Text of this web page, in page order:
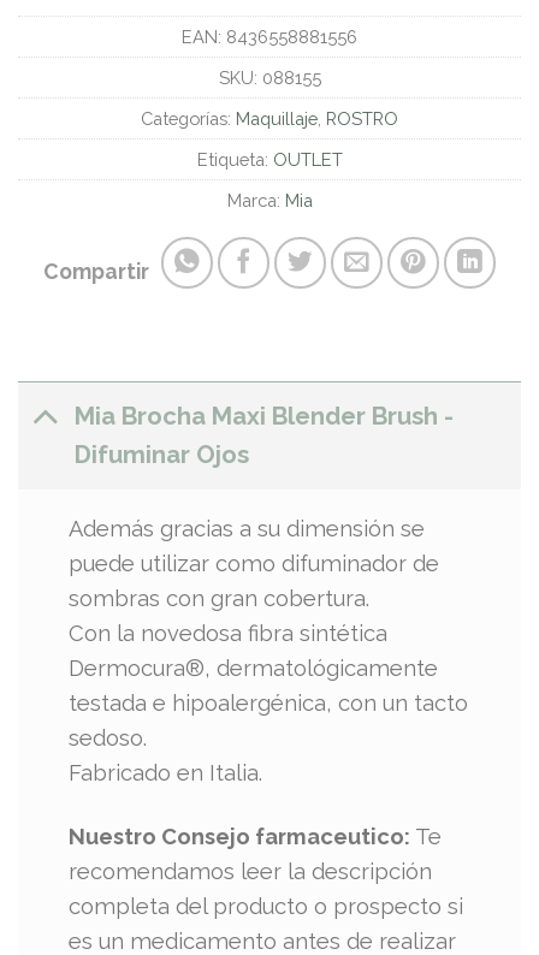
EAN: 8436558881556
SKU: 088155
Categorías: Maquillaje ROSTRO
Etiqueta: OUTLET
Marca: Mia
Compartir
Mia Brocha Maxi Blender Brush -
Difuminar Ojos
Además gracias a su dimensión se
puede utilizar como difuminador de
sombras con gran cobertura.
Con la novedosa fibra sintética
Dermocura®, dermatológicamente
testada e hipoalergénica, con un tacto
sedoso.
Fabricado en Italia.
Nuestro Consejo farmaceutico: Te
recomendamos leer la descripción
completa del producto o prospecto si
es un medicamento antes de realizar